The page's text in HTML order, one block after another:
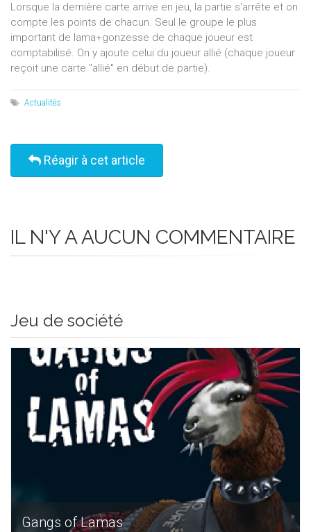
Lorsque la dernière carte arrive en jeu, la partie s'arrête et on
compte les points de chacun. Seul le groupe le plus
important de lama+gonzesse de chaque joueur est
comptabilisé. On y ajoute celui du joueur allié (chaque joueur
reçoit une carte "allié" en début de partie).
Actualités
Réagir à cet article
IL N'Y A AUCUN COMMENTAIRE
Jeu de société
Gangs of Lamas